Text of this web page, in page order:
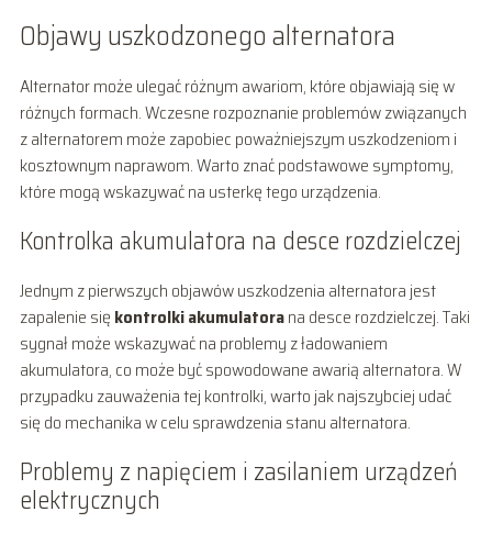
Objawy uszkodzonego alternatora
Alternator może ulegać różnym awariom, które objawiają się w
różnych formach. Wczesne rozpoznanie problemów związanych
z alternatorem może zapobiec poważniejszym uszkodzeniom i
kosztownym naprawom. Warto znać podstawowe symptomy,
które mogą wskazywać na usterkę tego urządzenia.
Kontrolka akumulatora na desce rozdzielczej
Jednym z pierwszych objawów uszkodzenia alternatora jest
zapalenie się kontrolki akumulatorana desce rozdzielczej. Taki
sygnał może wskazywać na problemy z ładowaniem
akumulatora, co może być spowodowane awarią alternatora. W
przypadku zauważenia tej kontrolki, warto jak najszybciej udać
się do mechanika w celu sprawdzenia stanu alternatora.
Problemy z napięciem i zasilaniem urządzeń
elektrycznych